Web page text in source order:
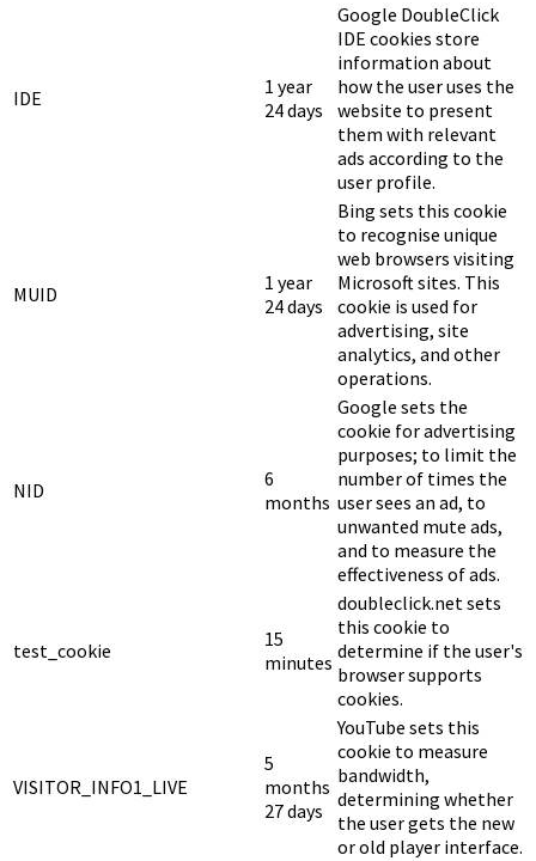
IDE
1 year
24 days
Google DoubleClick
IDE cookies store
information about
how the user uses the
website to present
them with relevant
ads according to the
user profile.
MUID
1 year
24 days
Bing sets this cookie
to recognise unique
web browsers visiting
Microsoft sites. This
cookie is used for
advertising, site
analytics, and other
operations.
NID
6
months
Google sets the
cookie for advertising
purposes; to limit the
number of times the
user sees an ad, to
unwanted mute ads,
and to measure the
effectiveness of ads.
test_cookie
15
minutes
doubleclick.net sets
this cookie to
determine if the user's
browser supports
cookies.
VISITOR_INFO1_LIVE
5
months
27 days
YouTube sets this
cookie to measure
bandwidth,
determining whether
the user gets the new
or old player interface.